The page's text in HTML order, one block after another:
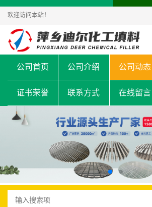
欢迎访问本站！
公司首页 公司介绍 公司动态
证书荣誉 联系方式 在线留言